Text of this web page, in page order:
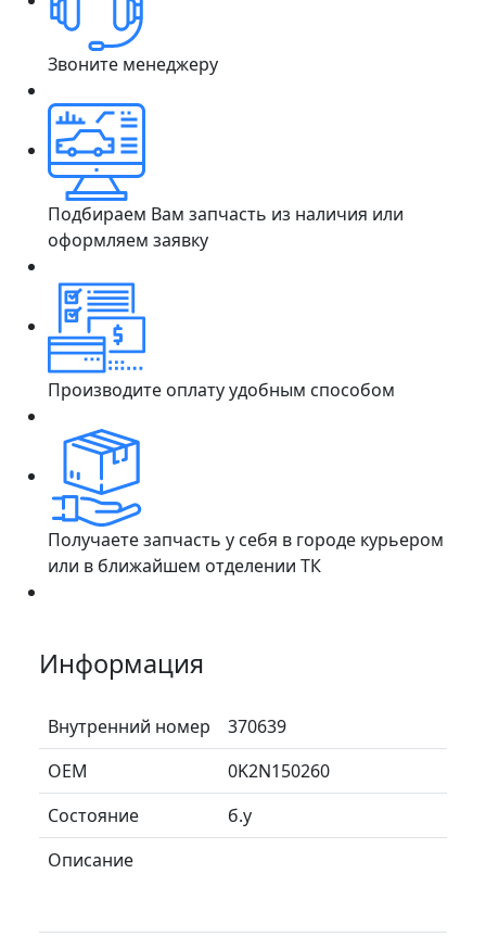
Звоните менеджеру
Подбираем Вам запчасть из наличия или
оформляем заявку
Производите оплату удобным способом
Получаете запчасть у себя в городе курьером
или в ближайшем отделении ТК
Информация
Внутренний номер
370639
ОЕМ
0K2N150260
Состояние
б.у
Описание